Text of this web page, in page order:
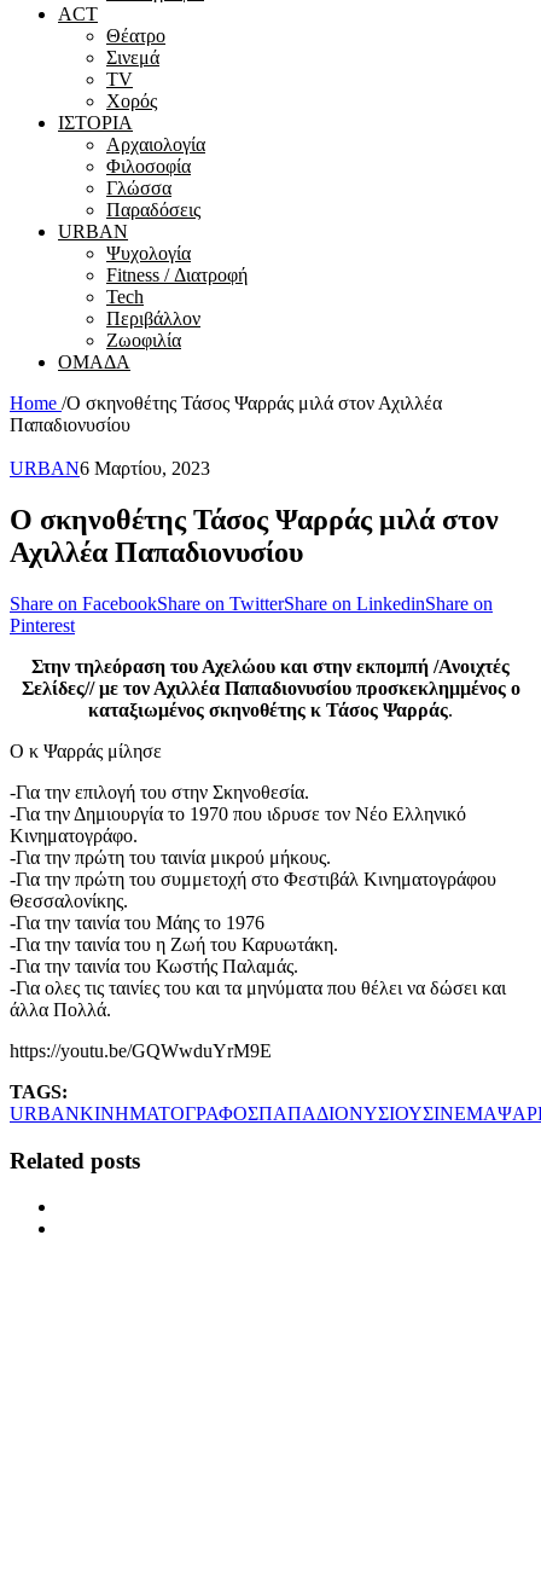
ACT
Θέατρο
Σινεμά
ΤV
Χορός
ΙΣΤΟΡΙΑ
Αρχαιολογία
Φιλοσοφία
Γλώσσα
Παραδόσεις
URBAN
Ψυχολογία
Fitness / Διατροφή
Tech
Περιβάλλον
Ζωοφιλία
ΟΜΑΔΑ
Home /Ο σκηνοθέτης Τάσος Ψαρράς μιλά στον Αχιλλέα
Παπαδιονυσίου
URBAN6 Μαρτίου, 2023
Ο σκηνοθέτης Τάσος Ψαρράς μιλά στον
Αχιλλέα Παπαδιονυσίου
Share on FacebookShare on TwitterShare on LinkedinShare on
Pinterest
Στην τηλεόραση του Αχελώου και στην εκπομπή /Ανοιχτές
Σελίδες// με τον Αχιλλέα Παπαδιονυσίου προσκεκλημμένος ο
καταξιωμένος σκηνοθέτης κ Τάσος Ψαρράς.
Ο κ Ψαρράς μίλησε
-Για την επιλογή του στην Σκηνοθεσία.
-Για την Δημιουργία το 1970 που ιδρυσε τον Νέο Ελληνικό
Κινηματογράφο.
-Για την πρώτη του ταινία μικρού μήκους.
-Για την πρώτη του συμμετοχή στο Φεστιβάλ Κινηματογράφου
Θεσσαλονίκης.
-Για την ταινία του Μάης το 1976
-Για την ταινία του η Ζωή του Καρυωτάκη.
-Για την ταινία του Κωστής Παλαμάς.
-Για ολες τις ταινίες του και τα μηνύματα που θέλει να δώσει και
άλλα Πολλά.
https://youtu.be/GQWwduYrM9E
TAGS:
URBANΚΙΝΗΜΑΤΟΓΡΑΦΟΣΠΑΠΑΔΙΟΝΥΣΙΟΥΣΙΝΕΜΑ
Related posts